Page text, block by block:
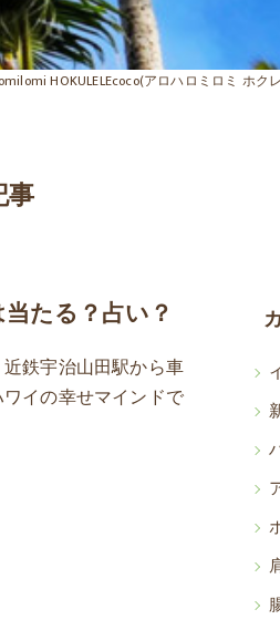
HOKULELEcoco(アロハロミロミ ホ
事
たる？占い？
鉄宇治山田駅から車
イの幸せマインドで